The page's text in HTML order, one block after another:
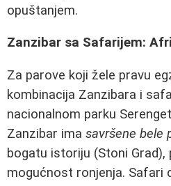
opuštanjem.
Zanzibar sa Safarijem:
Za parove koji žele pravu
kombinacija Zanzibara i
nacionalnom parku
Zanzibar ima savršene bele
bogatu istoriju (Stoni Grad),
mogućnost ronjenja. Safari